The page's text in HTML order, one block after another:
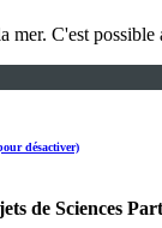
mer. C'est
désactiver)
de Sciences